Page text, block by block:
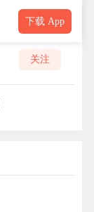
下载 App
关注